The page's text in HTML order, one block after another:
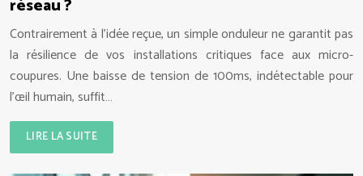
réseau ?
Contrairement à l’idée reçue, un simple onduleur ne garantit pas
la résilience de vos installations critiques face aux micro-
coupures. Une baisse de tension de 100ms, indétectable pour
l’œil humain, suffit…
LIRE LA SUITE